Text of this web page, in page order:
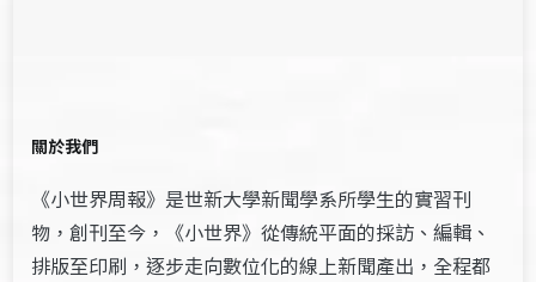
關於我們
《小世界周報》是世新大學新聞學系所學生的實習刊
物，創刊至今，《小世界》從傳統平面的採訪、編輯、
排版至印刷，逐步走向數位化的線上新聞產出，全程都